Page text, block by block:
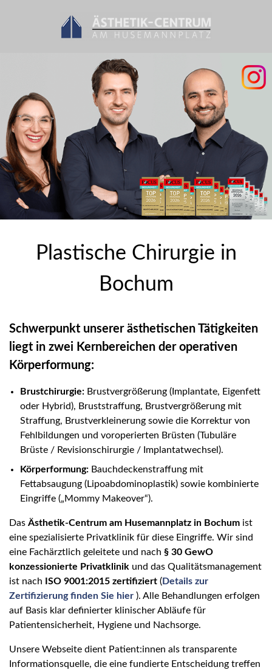
Plastische Chirurgie in
Bochum
Schwerpunkt unserer ästhetischen Tätigkeiten
liegt in zwei Kernbereichen der operativen
Körperformung:
Brustchirurgie: Brustvergrößerung (Implantate, Eigenfett
oder Hybrid), Bruststraffung, Brustvergrößerung mit
Straffung, Brustverkleinerung sowie die Korrektur von
Fehlbildungen und voroperierten Brüsten (Tubuläre
Brüste / Revisionschirurgie / Implantatwechsel).
Körperformung: Bauchdeckenstraffung mit
Fettabsaugung (Lipoabdominoplastik) sowie kombinierte
Eingriffe („Mommy Makeover“).
Das Ästhetik-Centrum am Husemannplatz in Bochum ist
eine spezialisierte Privatklinik für diese Eingriffe. Wir sind
eine Fachärztlich geleitete und nach § 30 GewO
konzessionierte Privatklinik und das Qualitätsmanagement
ist nach
ISO 9001:2015 zertifiziert (Details zur
Zertifizierung finden Sie hier ). Alle Behandlungen erfolgen
auf Basis klar definierter klinischer Abläufe für
Patientensicherheit, Hygiene und Nachsorge.
Unsere Webseite dient Patient:innen als transparente
Informationsquelle, die eine fundierte Entscheidung treffen